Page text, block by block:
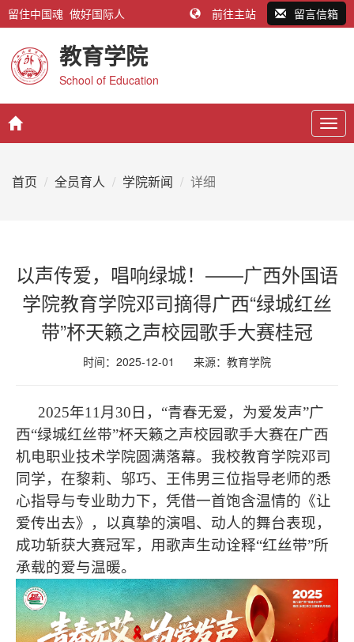
留住中国魂 做好国际人 前往主站 留言信箱
教育学院
School of Education
首页 全员育人 学院新闻 详细
以声传爱，唱响绿城！——广西外国语
学院教育学院邓司摘得广西“绿城红丝
带”杯天籁之声校园歌手大赛桂冠
时间：2025-12-01 来源： 教育学院
2025年11月30日，“青春无爱，为爱发声”广
西“绿城红丝带”杯天籁之声校园歌手大赛在广西
机电职业技术学院圆满落幕。我校教育学院邓司
同学，在黎莉、邬巧、王伟男三位指导老师的悉
心指导与专业助力下，凭借一首饱含温情的《让
爱传出去》，以真挚的演唱、动人的舞台表现，
成功斩获大赛冠军，用歌声生动诠释“红丝带”所
承载的爱与温暖。